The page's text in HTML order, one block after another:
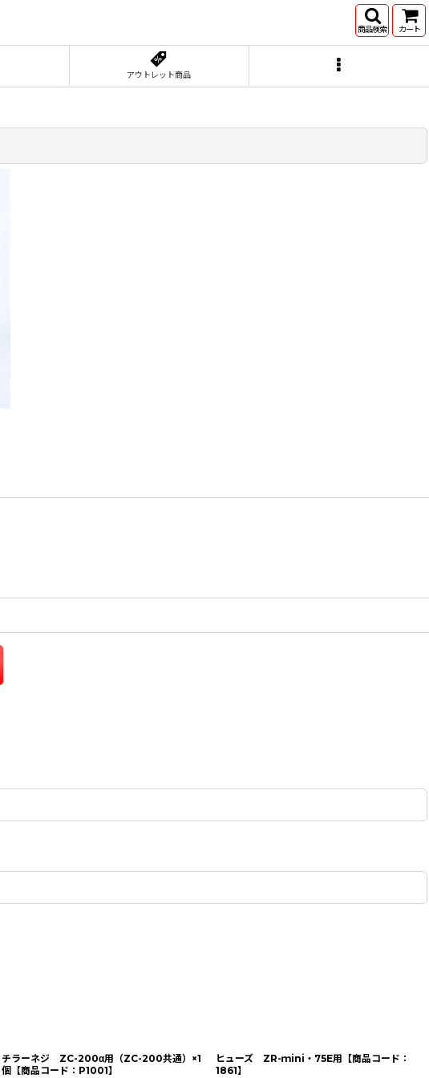
商品検索 カート
アウトレット商品
チラーネジ ZC-200α用（ZC-200共通）×1
個【商品コード：P1001】
ヒューズ ZR-ｍini・75E用【商品コード：
1861】